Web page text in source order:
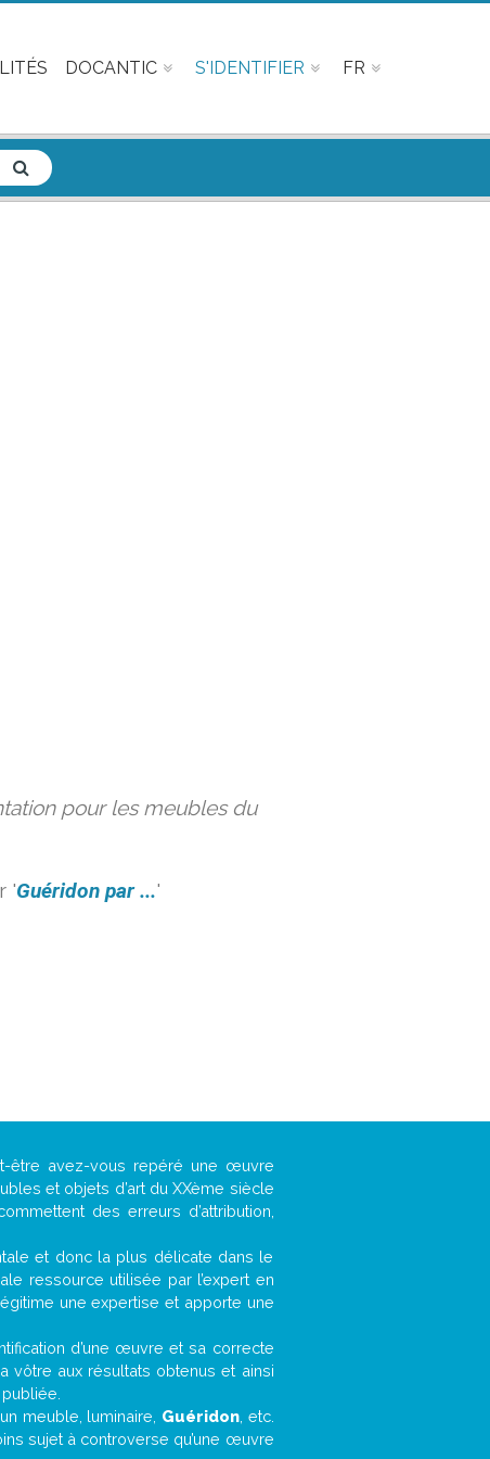
DOCANTIC S'IDENTIFIER FR
pour les meubles du
'Guéridon par ...'
être avez-vous repéré une œuvre
et objets d’art du XXème siècle
des erreurs d’attribution,
et donc la plus délicate dans le
ressource utilisée par l’expert en
une expertise et apporte une
d’une œuvre et sa correcte
vôtre aux résultats obtenus et ainsi
meuble, luminaire, Guéridon, etc.
sujet à controverse qu’une œuvre